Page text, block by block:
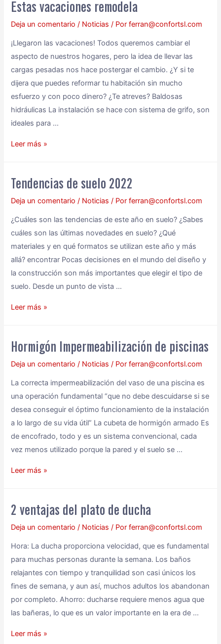
Estas vacaciones remodela
Deja un comentario / Noticias / Porferran@confortsl.com
¡Llegaron las vacaciones! Todos queremos cambiar el
aspecto de nuestros hogares, pero la idea de llevar las
cargas pesadas nos hace postergar el cambio. ¿Y si te
dijera que puedes reformar tu habitación sin mucho
esfuerzo y con poco dinero? ¿Te atreves? Baldosas
hidráulicas La instalación se hace con sistema de grifo, son
ideales para …
Leer más »
Tendencias de suelo 2022
Deja un comentario / Noticias / Porferran@confortsl.com
¿Cuáles son las tendencias de este año en suelo? ¿Sabes
cuáles son las últimas novedades en suelo? ¿Qué
materiales y en qué formatos se utilizan este año y más
allá? encontrar Pocas decisiones en el mundo del diseño y
la construcción son más importantes que elegir el tipo de
suelo. Desde un punto de vista …
Leer más »
Hormigón Impermeabilización de piscinas
Deja un comentario / Noticias / Porferran@confortsl.com
La correcta impermeabilización del vaso de una piscina es
una operación fundamental “que no debe descuidarse si se
desea conseguir el óptimo funcionamiento de la instalación
a lo largo de su vida útil” La cubeta de hormigón armado Es
de encofrado, todo y es un sistema convencional, cada
vez menos utilizado porque la pared y el suelo se …
Leer más »
2 ventajas del plato de ducha
Deja un comentario / Noticias / Porferran@confortsl.com
Hora: La ducha proporciona velocidad, que es fundamental
para muchas personas durante la semana. Los baños
relajantes con tiempo y tranquilidad son casi únicos los
fines de semana, y aun así, muchos adultos los abandonan
por completo. Ahorro: ducharse requiere menos agua que
las bañeras, lo que es un valor importante en la era de …
Leer más »